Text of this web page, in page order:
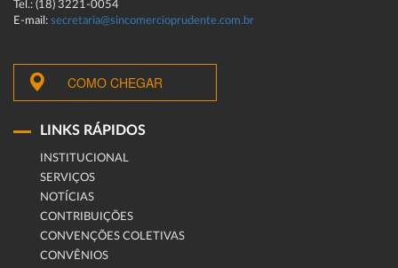
Tel.: (18) 3221-0054
E-mail: secretaria@sincomercioprudente.com.br
COMO CHEGAR
LINKS RÁPIDOS
INSTITUCIONAL
SERVIÇOS
NOTÍCIAS
CONTRIBUIÇÕES
CONVENÇÕES COLETIVAS
CONVÊNIOS